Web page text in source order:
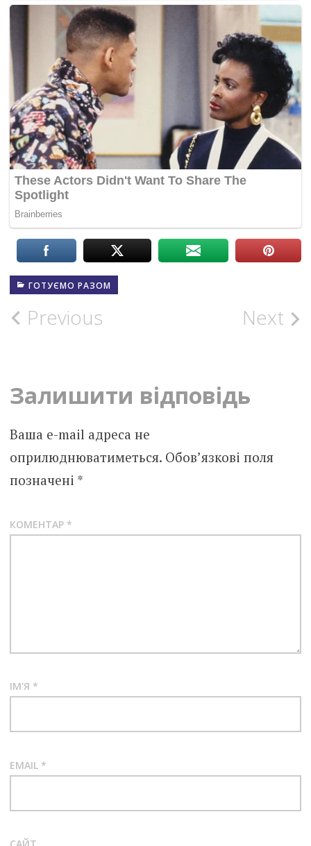
ГОТУЄМО РАЗОМ
Post
Previous Next
Залишити відповідь
Ваша e-mail адреса не
оприлюднюватиметься. Обов’язкові поля
позначені *
КОМЕНТАР *
ІМ'Я *
EMAIL *